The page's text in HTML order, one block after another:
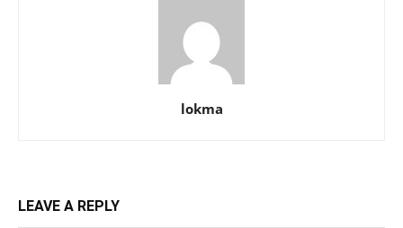
lokma
LEAVE A REPLY